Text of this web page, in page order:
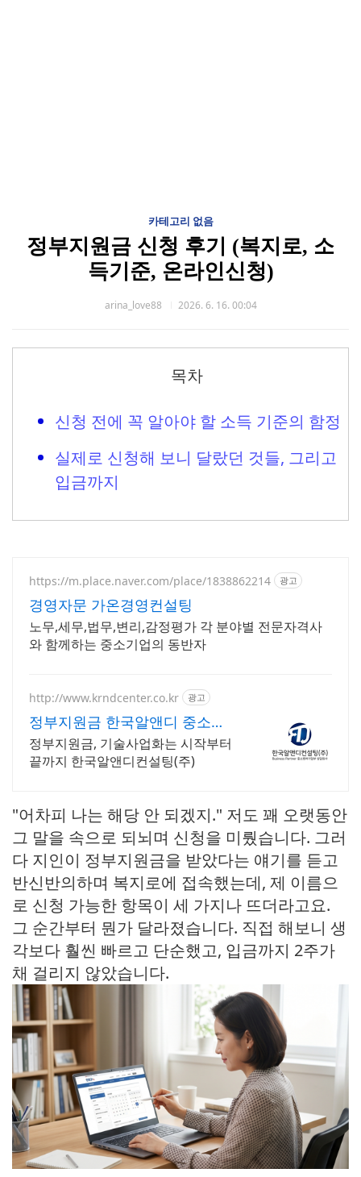
카테고리 없음
정부지원금 신청 후기 (복지로, 소
득기준, 온라인신청)
arina_love88 2026. 6. 16. 00:04
목차
신청 전에 꼭 알아야 할 소득 기준의 함정
실제로 신청해 보니 달랐던 것들, 그리고
입금까지
https://m.place.naver.com/place/1838862214 광고
경영자문 가온경영컨설팅
노무,세무,법무,변리,감정평가 각 분야별 전문자격사
와 함께하는 중소기업의 동반자
http://www.krndcenter.co.kr 광고
정부지원금 한국알앤디 중소기
업상담회사
정부지원금, 기술사업화는 시작부터
끝까지 한국알앤디컨설팅(주)
"어차피 나는 해당 안 되겠지." 저도 꽤 오랫동안
그 말을 속으로 되뇌며 신청을 미뤘습니다. 그러
다 지인이 정부지원금을 받았다는 얘기를 듣고
반신반의하며 복지로에 접속했는데, 제 이름으
로 신청 가능한 항목이 세 가지나 뜨더라고요.
그 순간부터 뭔가 달라졌습니다. 직접 해보니 생
각보다 훨씬 빠르고 단순했고, 입금까지 2주가
채 걸리지 않았습니다.